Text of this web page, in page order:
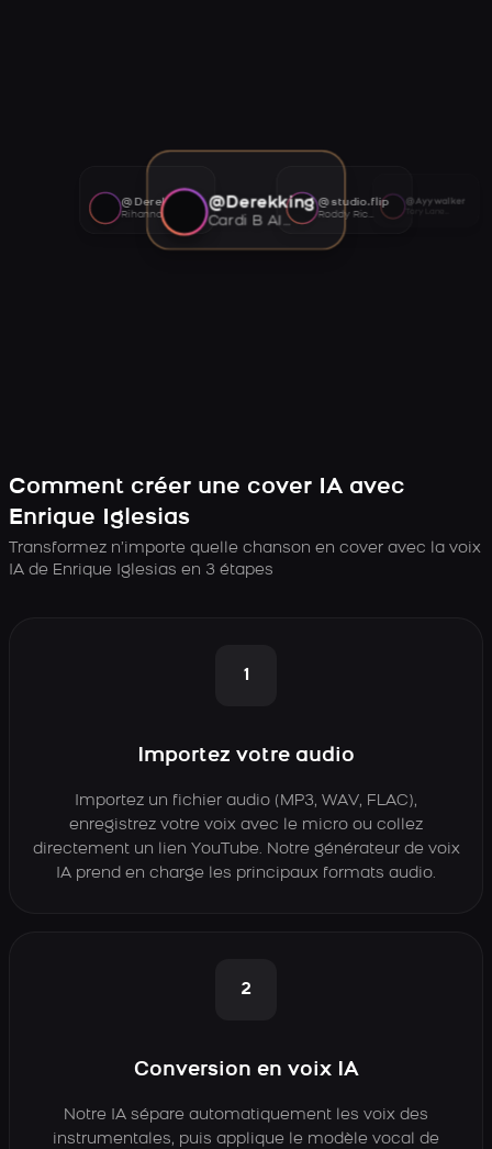
@Derekking
Cardi B AI voice
@studio.flip
Roddy Ricch AI voice
@Ayywalker
@Derekking
Rihanna AI voice
Comment créer une cover IA avec
Enrique Iglesias
Transformez n’importe quelle chanson en cover avec la voix
IA de Enrique Iglesias en 3 étapes
1
Importez votre audio
Importez un fichier audio (MP3, WAV, FLAC),
enregistrez votre voix avec le micro ou collez
directement un lien YouTube. Notre générateur de voix
IA prend en charge les principaux formats audio.
2
Conversion en voix IA
Notre IA sépare automatiquement les voix des
instrumentales, puis applique le modèle vocal de